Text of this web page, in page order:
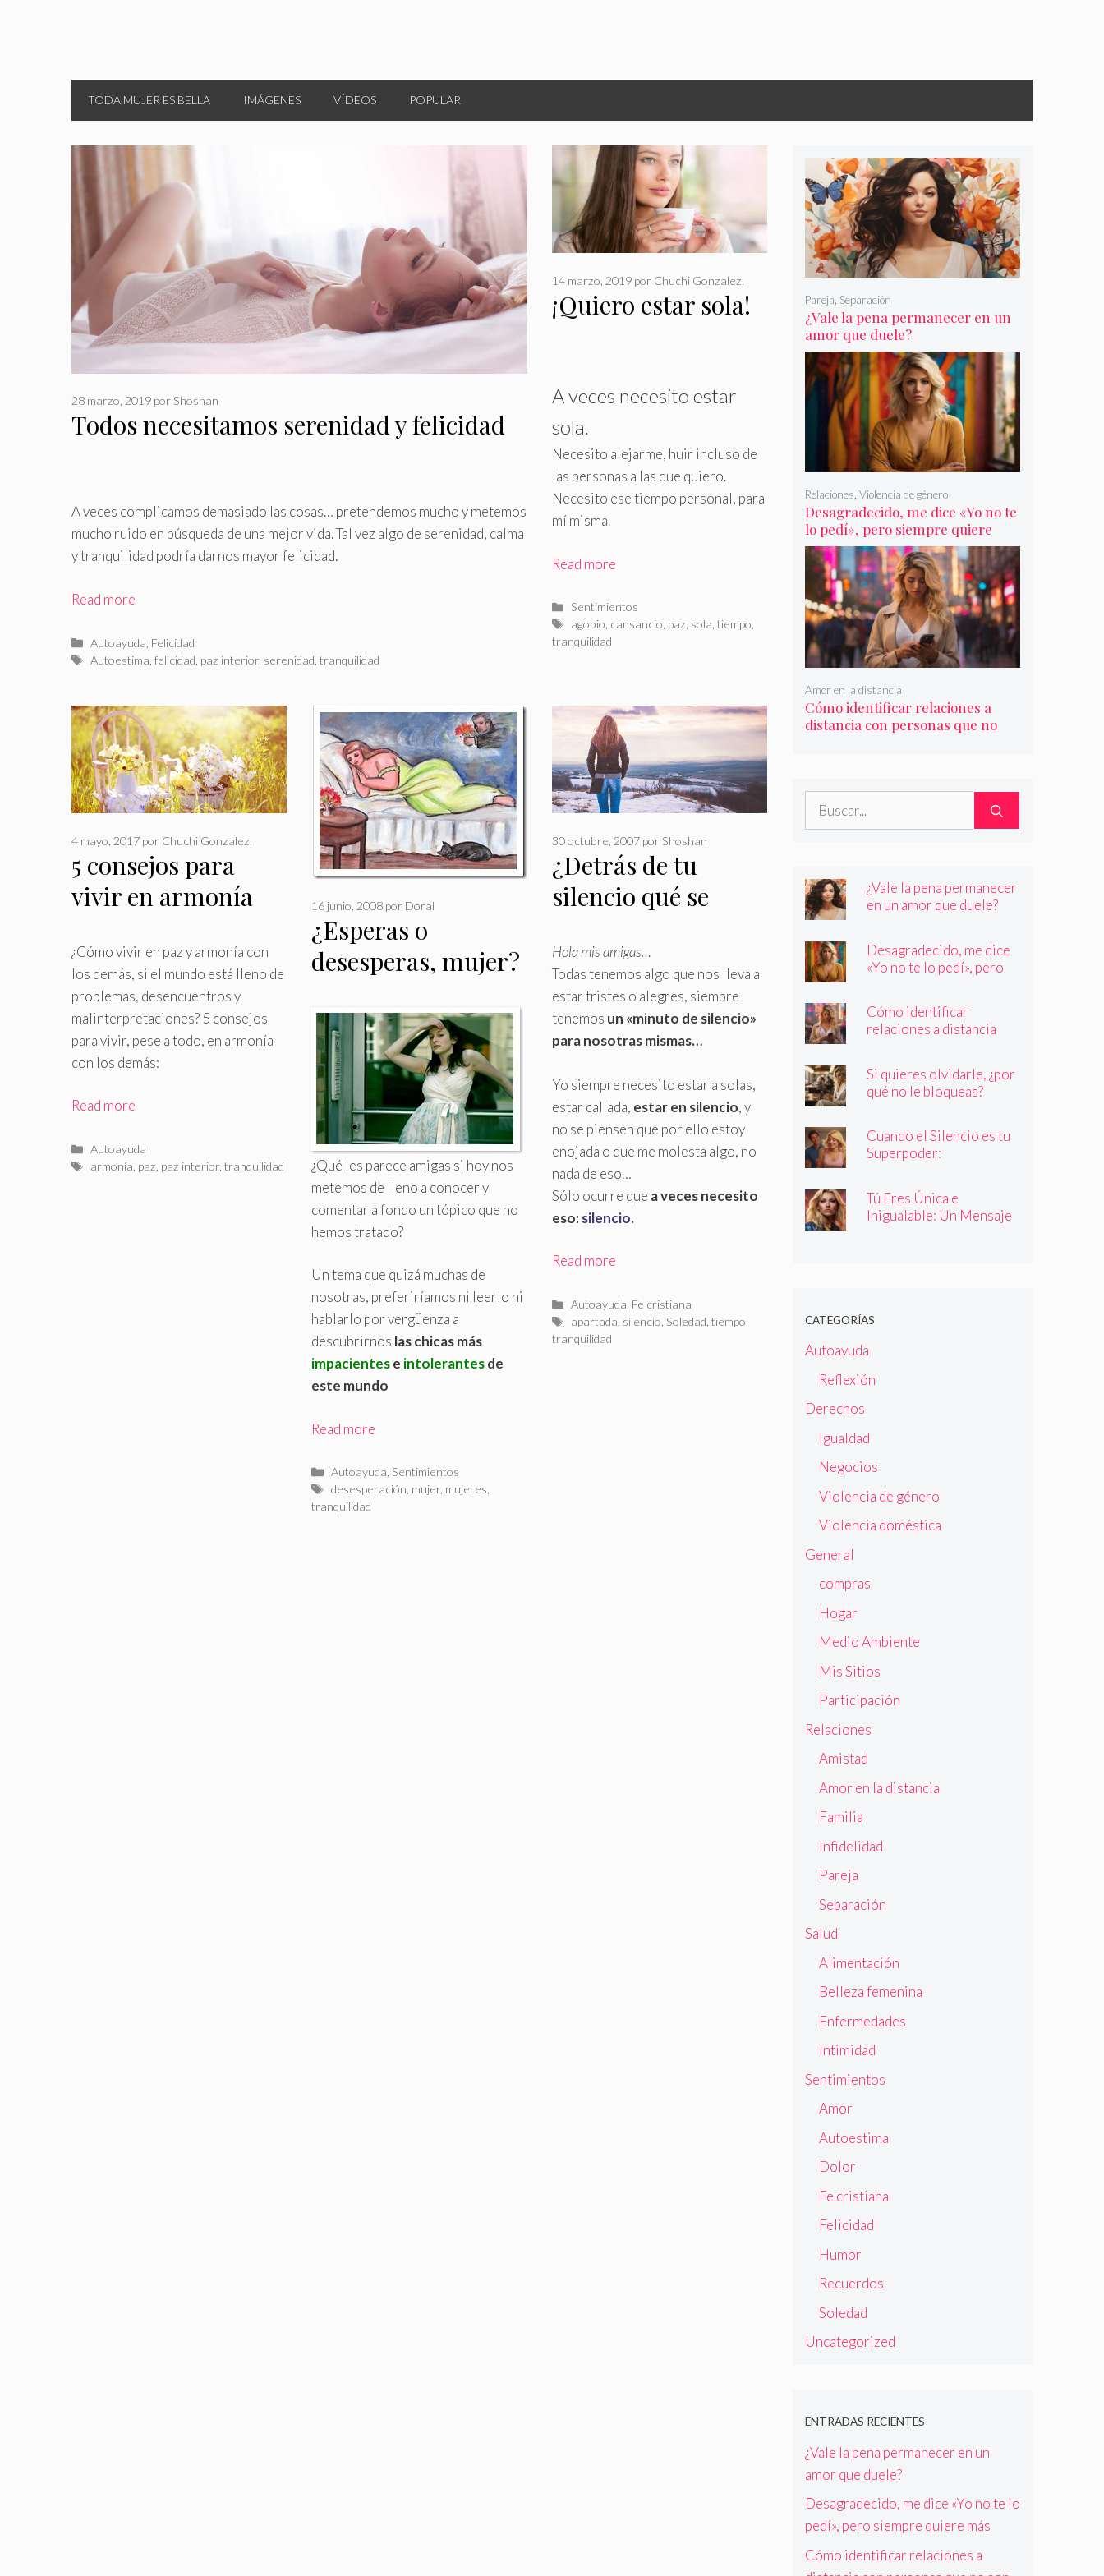
TODA MUJER ES BELLA IMÁGENES VÍDEOS POPULAR
Todos necesitamos serenidad y felicidad
28 marzo, 2019 por Shoshan
A veces complicamos demasiado las cosas… pretendemos mucho y metemos
mucho ruido en búsqueda de una mejor vida.Tal vez algo de serenidad, calma
y tranquilidad podría darnos mayor felicidad.
Read more
Categorías
Autoayuda Felicidad
Etiquetas
Autoestima ,felicidad paz interior, serenidad ,tranquilidad
¡Quiero estar sola!
14 marzo, 2019 por Chuchi Gonzalez.
A veces necesito estar
sola.
Necesito alejarme, huir incluso de
las personas a las que quiero.
Necesito ese tiempo personal, para
mí misma.
Read more
Categorías
Sentimientos
Etiquetas
agobio, cansancio, paz, sola,tiempo,
tranquilidad
5 consejos para
vivir en armonía
4 mayo, 2017 por Chuchi Gonzalez.
¿Cómo vivir en paz y armonía con
los demás, si el mundo está lleno de
problemas, desencuentros y
malinterpretaciones? 5 consejos
para vivir, pese a todo, en armonía
con los demás:
Read more
Categorías
Autoayuda
Etiquetas
armonía paz paz interior,tranquilidad
¿Esperas o
desesperas, mujer?
16 junio, 2008 por Doral
¿Qué les parece amigas si hoy nos
metemos de lleno a conocer y
comentar a fondo un tópico que no
hemos tratado?
Un tema que quizá muchas de
nosotras, preferiríamos ni leerlo ni
hablarlo por vergüenza a
descubrirnos las chicas más
impacientese intolerantesde
este mundo
Read more
Categorías
Autoayuda, Sentimientos
Etiquetas
desesperación, mujer, mujeres,
tranquilidad
¿Detrás de tu
silencio qué se
30 octubre, 2007 por Shoshan
Hola mis amigas…
Todas tenemos algo que nos lleva a
estar tristes o alegres, siempre
tenemos un «minuto de silencio»
para nosotras mismas…
Yo siempre necesito estar a solas,
estar callada, estar en silencio, y
no se piensen que por ello estoy
enojada o que me molesta algo, no
nada de eso…
Sólo ocurre que a veces necesito
eso:silencio.
Read more
Categorías
Autoayuda Fe cristiana
Etiquetas
apartada silencio Soledad ,tiempo
tranquilidad
¿Vale la pena permanecer en un
amor que duele?
Pareja Separación
Desagradecido, me dice «Yo no te
lo pedí», pero siempre quiere
más
Relaciones, Violencia de género
Cómo identificar relaciones a
distancia con personas que no
Amor en la distancia
Buscar:
¿Vale la pena permanecer
en un amor que duele?
Desagradecido, me dice
«Yo no te lo pedí», pero
Cómo identificar
relaciones a distancia
Si quieres olvidarle, ¿por
qué no le bloqueas?
Cuando el Silencio es tu
Superpoder:
de Callar
Tú Eres Única e
Inigualable: Un Mensaje
CATEGORÍAS
Autoayuda
Reflexión
Derechos
Igualdad
Negocios
Violencia de género
Violencia doméstica
General
compras
Hogar
Medio Ambiente
Mis Sitios
Participación
Relaciones
Amistad
Amor en la distancia
Familia
Infidelidad
Pareja
Separación
Salud
Alimentación
Belleza femenina
Enfermedades
Intimidad
Sentimientos
Amor
Autoestima
Dolor
Fe cristiana
Felicidad
Humor
Recuerdos
Soledad
Uncategorized
ENTRADAS RECIENTES
¿Vale la pena permanecer en un
amor que duele?
Desagradecido, me dice «Yo no te lo
pedí», pero siempre quiere más
Cómo identificar relaciones a